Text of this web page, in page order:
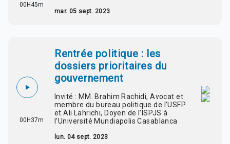
00H45m
mar. 05 sept. 2023
00H37m
Rentrée politique : les
dossiers prioritaires du
gouvernement
Invité : MM. Brahim Rachidi, Avocat et
membre du bureau politique de l’USFP
et Ali Lahrichi, Doyen de l'ISPJS à
l'Université Mundiapolis Casablanca
lun. 04 sept. 2023